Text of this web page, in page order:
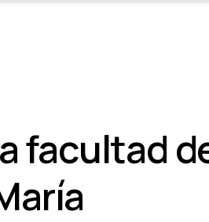
facultad